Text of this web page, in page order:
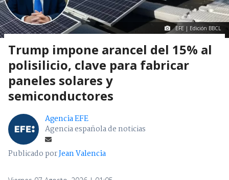
EFE | Edición BBCL
Trump impone arancel del 15% al
polisilicio, clave para fabricar
paneles solares y
semiconductores
Agencia EFE
Agencia española de noticias
Publicado porJean Valencia